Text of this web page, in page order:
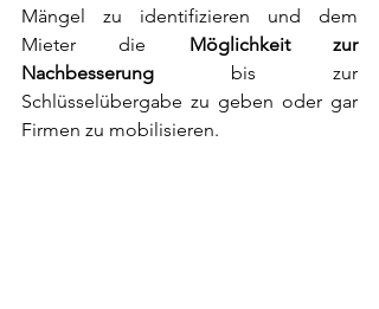
Mängel zu identifizieren und dem
Mieter die Möglichkeit zur
Nachbesserung bis zur
Schlüsselübergabe zu geben oder gar
Firmen zu mobilisieren.